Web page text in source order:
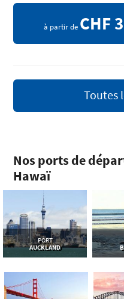
à partir de CHF
Toutes
Nos ports de
Hawaï
PORT
AUCKLAND